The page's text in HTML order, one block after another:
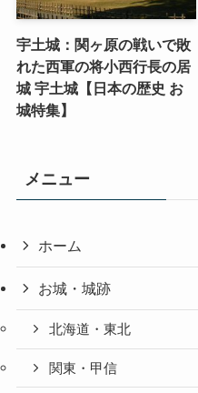
宇土城：関ヶ原の戦いで敗
れた西軍の将小西行長の居
城 宇土城【日本の歴史 お
城特集】
メニュー
ホーム
お城・城跡
北海道・東北
関東・甲信